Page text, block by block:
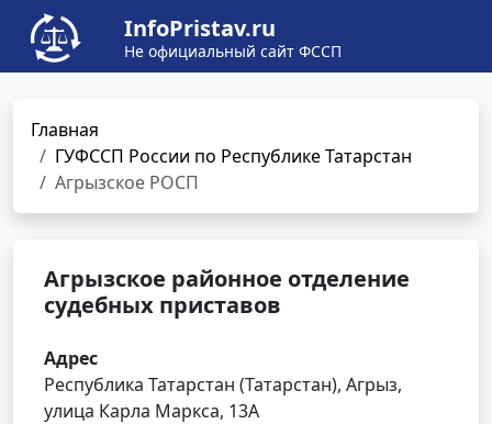
InfoPristav.ru
Не официальный сайт ФССП
Главная
ГУФССП России по Республике Татарстан
Агрызское РОСП
Агрызское районное отделение
судебных приставов
Адрес
Республика Татарстан (Татарстан), Агрыз,
улица Карла Маркса, 13А